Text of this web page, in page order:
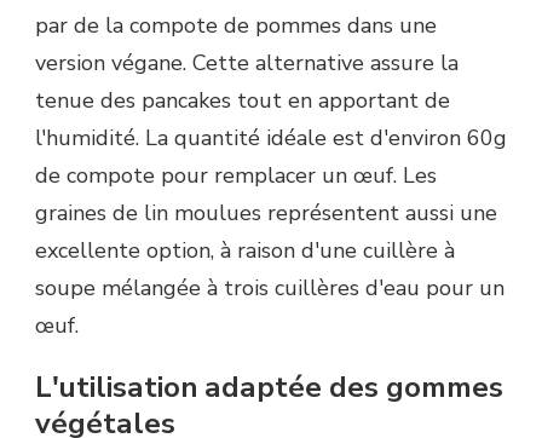
par de la compote de pommes dans une
version végane. Cette alternative assure la
tenue des pancakes tout en apportant de
l'humidité. La quantité idéale est d'environ 60g
de compote pour remplacer un œuf. Les
graines de lin moulues représentent aussi une
excellente option, à raison d'une cuillère à
soupe mélangée à trois cuillères d'eau pour un
œuf.
L'utilisation adaptée des gommes
végétales